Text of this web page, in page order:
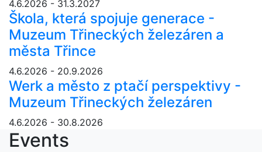
4.6.2026 - 31.3.2027
Škola, která spojuje generace -
Muzeum Třineckých železáren a
města Třince
4.6.2026 - 20.9.2026
Werk a město z ptačí perspektivy -
Muzeum Třineckých železáren
4.6.2026 - 30.8.2026
Events